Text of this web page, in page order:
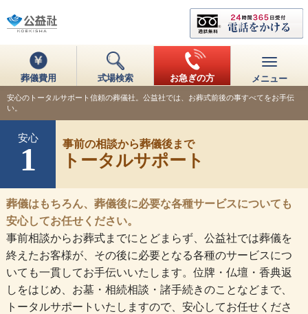
葬儀費用 式場検索 お急ぎの方 メニュー
安心のトータルサポート信頼の葬儀社。公益社では、お葬式前後の事すべてをお手伝
い。
安心
1 事前の相談から葬儀後まで
トータルサポート
葬儀はもちろん、葬儀後に必要な各種サービスについても
安心してお任せください。
事前相談からお葬式までにとどまらず、公益社では葬儀を
終えたお客様が、その後に必要となる各種のサービスにつ
いても一貫してお手伝いいたします。位牌・仏壇・香典返
しをはじめ、お墓・相続相談・諸手続きのことなどまで、
トータルサポートいたしますので、安心してお任せくださ